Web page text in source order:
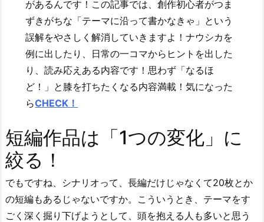
があるんです！この記事では、創作初心者がつま
ずきがちな「テーマに沿って書かなきゃ」という
誤解をやさしく解消していきますよ！ナウシカを
例に出したり、日常の一コマからヒントを出した
り、読み応えある内容です！思わず「なるほ
ど！」と膝を打ちたくなる内容満載！気になった
らCHECK！
短編作品は「1つの変化」に
絞る！
でもですね、シナリオって、長編だけじゃなくて20枚とか
の短編もあるじゃないですか。こういうとき、テーマをす
ごく深く掘り下げようとして、頭を抱える人も多いと思う